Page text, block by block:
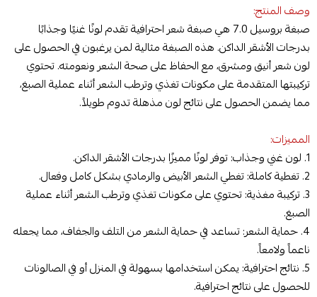
وصف المنتج:
صبغة بروسيل 7.0 هي صبغة شعر احترافية تقدم لونًا غنيًا وجذابًا
بدرجات الأشقر الداكن. هذه الصبغة مثالية لمن يرغبون في الحصول على
لون شعر أنيق ومشرق، مع الحفاظ على صحة الشعر ونعومته. تحتوي
تركيبتها المتقدمة على مكونات تغذي وترطب الشعر أثناء عملية الصبغ،
مما يضمن الحصول على نتائج لون مذهلة تدوم طويلاً.
المميزات:
1. لون غني وجذاب: توفر لونًا مميزًا بدرجات الأشقر الداكن.
2. تغطية كاملة: تغطي الشعر الأبيض والرمادي بشكل كامل وفعال.
3. تركيبة مغذية: تحتوي على مكونات تغذي وترطب الشعر أثناء عملية
الصبغ.
4. حماية الشعر: تساعد في حماية الشعر من التلف والجفاف، مما يجعله
ناعماً ولامعاً.
5. نتائج احترافية: يمكن استخدامها بسهولة في المنزل أو في الصالونات
للحصول على نتائج احترافية.